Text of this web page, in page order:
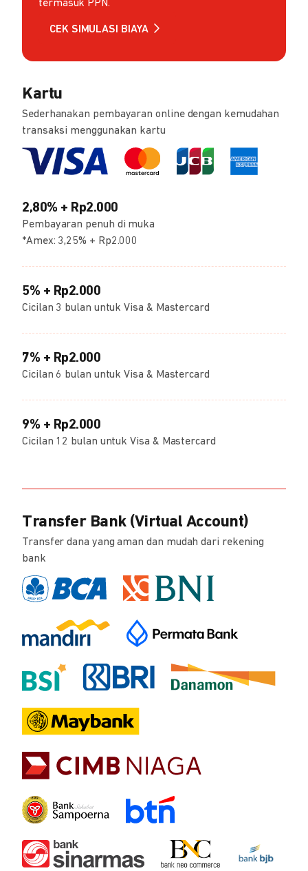
termasuk PPN.
CEK SIMULASI BIAYA
Kartu
Sederhanakan pembayaran online dengan kemudahan
transaksi menggunakan kartu
2,80% + Rp2.000
Pembayaran penuh di muka
*Amex: 3,25% + Rp2.000
5% + Rp2.000
Cicilan 3 bulan untuk Visa & Mastercard
7% + Rp2.000
Cicilan 6 bulan untuk Visa & Mastercard
9% + Rp2.000
Cicilan 12 bulan untuk Visa & Mastercard
Transfer Bank (Virtual Account)
Transfer dana yang aman dan mudah dari rekening
bank